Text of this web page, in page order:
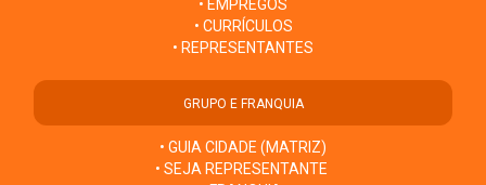
• EMPREGOS
• CURRÍCULOS
• REPRESENTANTES
GRUPO E FRANQUIA
• GUIA CIDADE (MATRIZ)
• SEJA REPRESENTANTE